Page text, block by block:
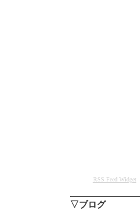
RSS Feed Widget
▽ブログ